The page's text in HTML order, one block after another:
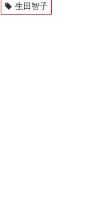
生田智子